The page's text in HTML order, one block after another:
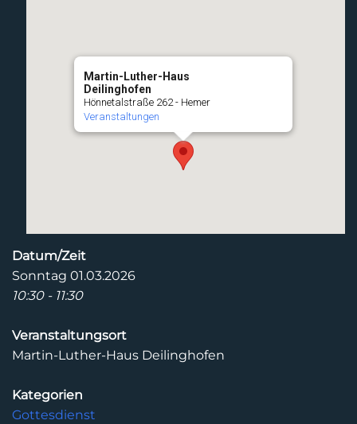
Martin-Luther-Haus
Deilinghofen
Hönnetalstraße 262 - Hemer
Veranstaltungen
Datum/Zeit
Sonntag 01.03.2026
10:30 - 11:30
Veranstaltungsort
Martin-Luther-Haus Deilinghofen
Kategorien
Gottesdienst